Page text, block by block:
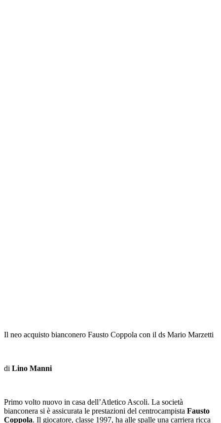
Il neo acquisto bianconero Fausto Coppola con il ds Mario Marzetti
di Lino Manni
Primo volto nuovo in casa dell’Atletico Ascoli. La società
bianconera si è assicurata le prestazioni del centrocampista Fausto
Coppola. Il giocatore, classe 1997, ha alle spalle una carriera ricca